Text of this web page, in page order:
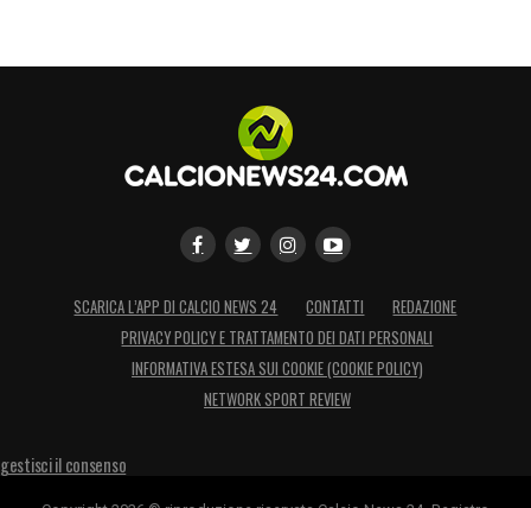
SCARICA L’APP DI CALCIO NEWS 24 CONTATTI
REDAZIONE
PRIVACY POLICY E TRATTAMENTO DEI DATI PERSONALI
INFORMATIVA ESTESA SUI COOKIE (COOKIE POLICY)
NETWORK SPORT REVIEW
gestisci il consenso